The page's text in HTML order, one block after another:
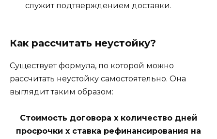
служит подтверждением доставки.
Как рассчитать неустойку?
Существует формула, по которой можно
рассчитать неустойку самостоятельно. Она
выглядит таким образом:
Стоимость договора х количество дней
просрочки х ставка рефинансирования на